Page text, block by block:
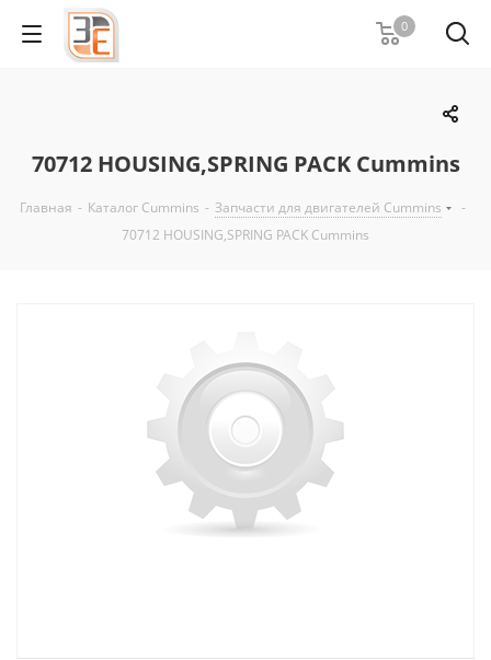
0
70712 HOUSING,SPRING PACK Cummins
Главная - Каталог Cummins - Запчасти для двигателей Cummins
-
70712 HOUSING,SPRING PACK Cummins